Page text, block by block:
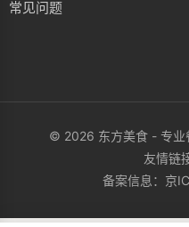
常见问题
© 2026 东方美食 - 专业
友情链
备案信息： 京